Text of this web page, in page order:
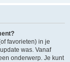
favorieten) in je
was. Vanaf
onderwerp. Je kunt